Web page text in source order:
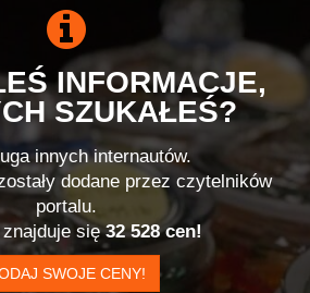
INFORMACJE,
SZUKAŁEŚ?
innych internautów.
dodane przez czytelników
portalu.
znajduje się32 528 cen!
SWOJE CENY!